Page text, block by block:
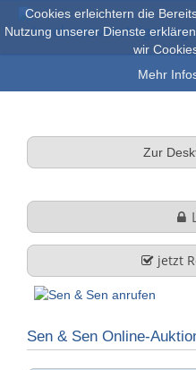
Cookies erleichtern die
Nutzung unserer Dienste
wir
Mehr
Firmenprofil
Zur
jetzt
Sen & Sen Online-